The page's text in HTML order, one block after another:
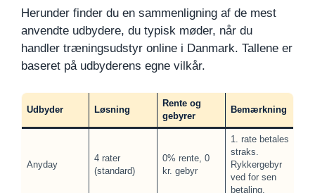
Herunder finder du en sammenligning af de mest
anvendte udbydere, du typisk møder, når du
handler træningsudstyr online i Danmark. Tallene er
baseret på udbyderens egne vilkår.
Udbyder Løsning
Rente og
gebyrer
Bemærkning
Anyday
4 rater
(standard)
0% rente, 0
kr. gebyr
1. rate betales
straks.
Rykkergebyr
ved for sen
betaling.